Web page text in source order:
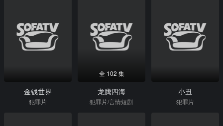
金钱世界
犯罪片
全 102 集
龙腾四海
犯罪片/言情短剧
小丑
犯罪片